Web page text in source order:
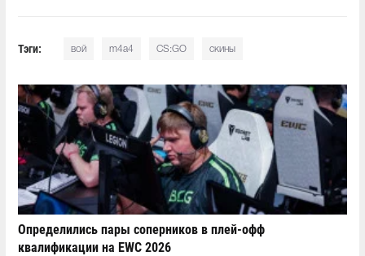
Тэги: вой m4a4 CS:GO скины
Определились пары соперников в плей-офф
квалификации на EWC 2026